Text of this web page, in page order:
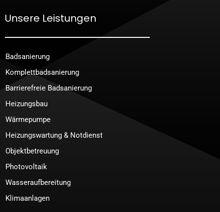
Unsere Leistungen
Badsanierung
Komplettbadsanierung
Barrierefreie Badsanierung
Heizungsbau
Wärmepumpe
Heizungswartung & Notdienst
Objektbetreuung
Photovoltaik
Wasseraufbereitung
Klimaanlagen